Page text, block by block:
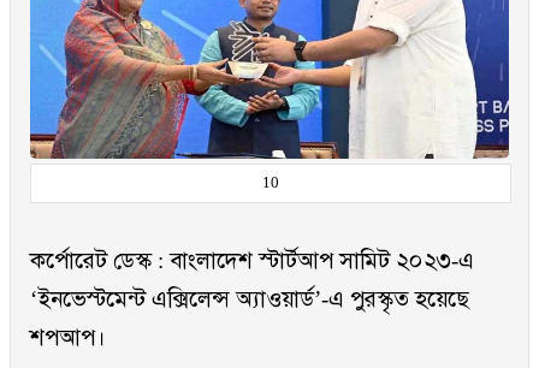
10
কর্পোরেট ডেস্ক : বাংলাদেশ স্টার্টআপ সামিট ২০২৩-এ
‘ইনভেস্টমেন্ট এক্সিলেন্স অ্যাওয়ার্ড’-এ পুরস্কৃত হয়েছে
শপআপ।